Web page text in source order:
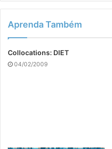
Aprenda Também
Collocations: DIET
04/02/2009